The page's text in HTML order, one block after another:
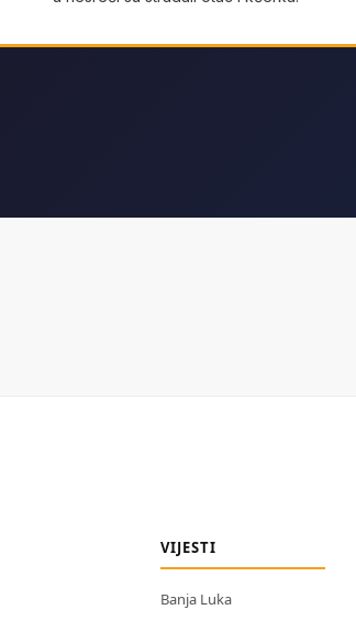
VIJESTI
Banja Luka